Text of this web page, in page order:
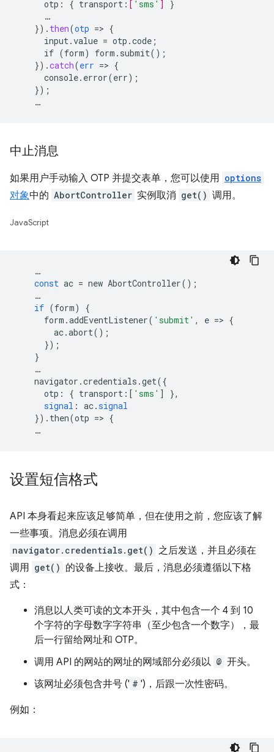
otp : { transport : [ 'sms' ]
}
…
}) . then(otp => {
input.value = otp.code ;
if (form) form.submit() ;
}) .catch(err => {
console.error(err) ;
});
…
中止消息
如果用户手动输入 OTP 并提交表单，您可以使用 options
对象中的 AbortController 实例取消 get() 调用。
JavaScript
…
const ac = new AbortController();
…
if (form)
{
form .addEventListener( 'submit' , e => {
ac.abort();
});
}
…
navigator .credentials .get({
otp : { transport :[ 'sms' ]
},
signal : ac.signal
}) . then(otp => {
…
设置短信格式
API 本身看起来应该足够简单，但在使用之前，您应该了解
一些事项。消息必须在调用
navigator.credentials.get() 之后发送，并且必须在
调用 get() 的设备上接收。最后，消息必须遵循以下格
式：
消息以人类可读的文本开头，其中包含一个 4 到 10
个字符的字母数字字符串（至少包含一个数字），最
后一行留给网址和 OTP。
调用 API 的网站的网址的网域部分必须以 @ 开头。
该网址必须包含井号 (' # ')，后跟一次性密码。
例如：